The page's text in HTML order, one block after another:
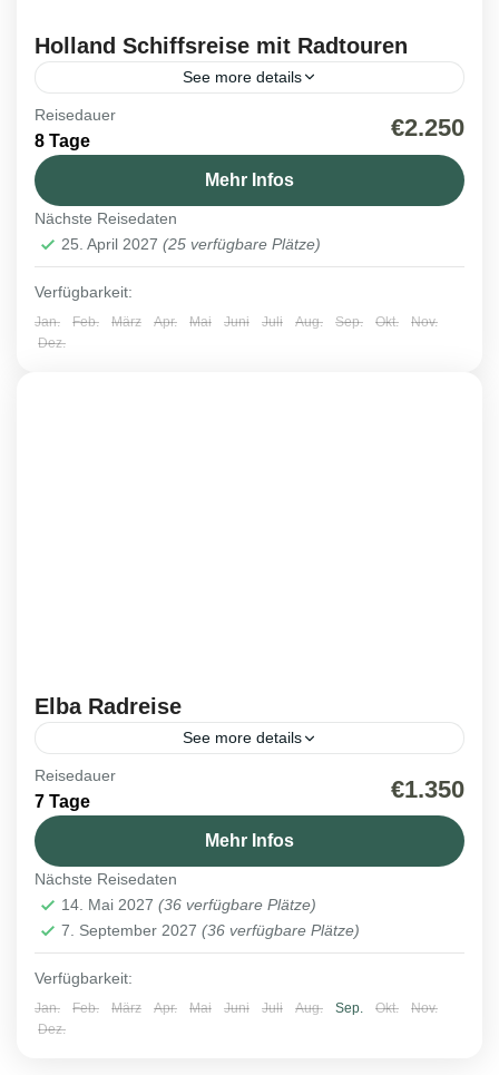
Holland Schiffsreise mit Radtouren
See more details
Niederlande
1 Person
Reisedauer
8 Tage €2.250
Mehr Infos
Nächste Reisedaten
25. April 2027 (25 verfügbare Plätze)
Verfügbarkeit:
Jan. Feb. März Apr. Mai Juni Juli Aug. Sep. Okt.
Nov.
Dez.
Elba Radreise
See more details
Italien,
Reisedauer
7 Tage €1.350
Mehr Infos
Nächste Reisedaten
14. Mai 2027 (36 verfügbare Plätze)
7. September 2027 (36 verfügbare Plätze)
Verfügbarkeit:
Jan. Feb. März Apr. Mai Juni Juli Aug. Sep. Okt.
Nov.
Dez.